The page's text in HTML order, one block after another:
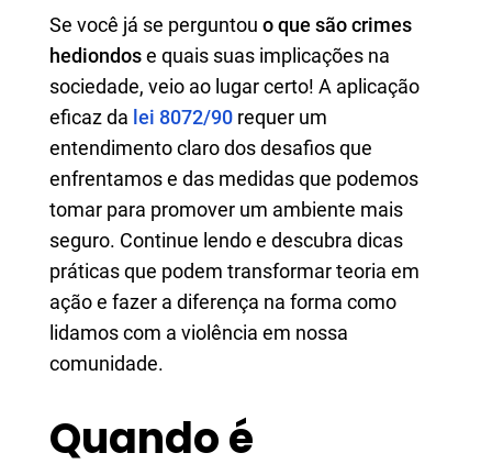
Se você já se perguntou o que são crimes
hediondose quais suas implicações na
sociedade, veio ao lugar certo! A aplicação
eficaz da lei 8072/90 requer um
entendimento claro dos desafios que
enfrentamos e das medidas que podemos
tomar para promover um ambiente mais
seguro. Continue lendo e descubra dicas
práticas que podem transformar teoria em
ação e fazer a diferença na forma como
lidamos com a violência em nossa
comunidade.
Quando é